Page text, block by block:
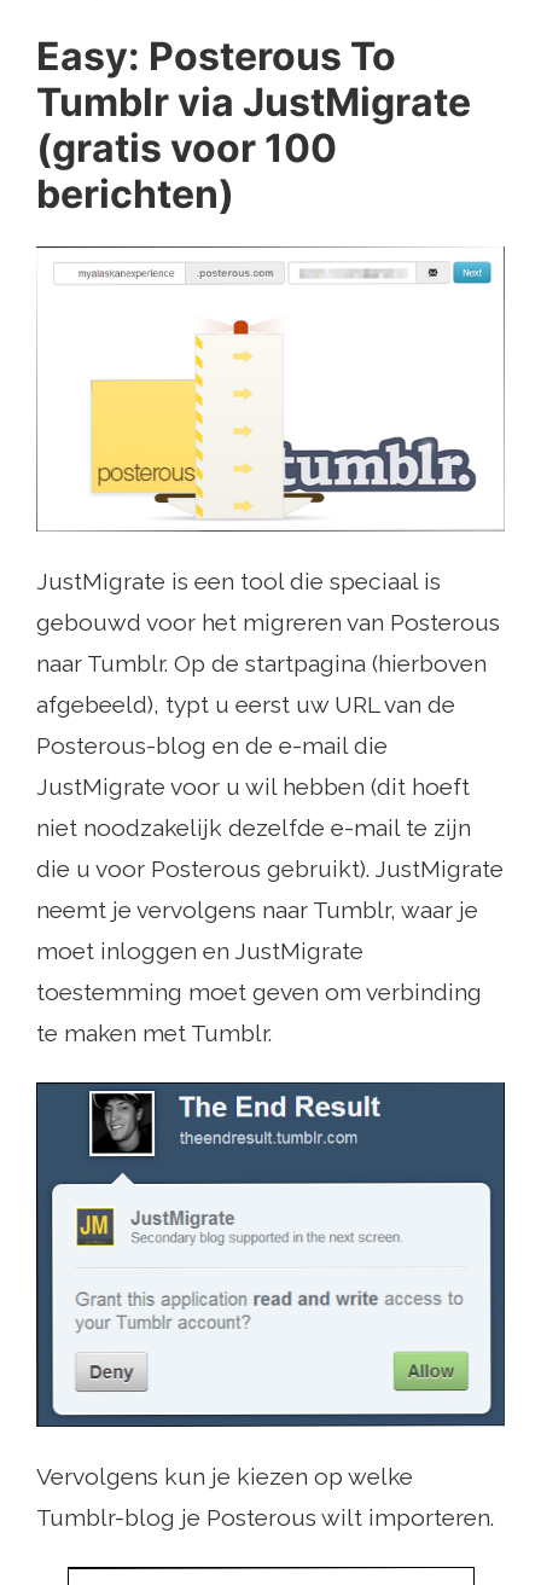
Easy: Posterous To
Tumblr via JustMigrate
(gratis voor 100
berichten)
JustMigrate is een tool die speciaal is
gebouwd voor het migreren van Posterous
naar Tumblr. Op de startpagina (hierboven
afgebeeld), typt u eerst uw URL van de
Posterous-blog en de e-mail die
JustMigrate voor u wil hebben (dit hoeft
niet noodzakelijk dezelfde e-mail te zijn
die u voor Posterous gebruikt). JustMigrate
neemt je vervolgens naar Tumblr, waar je
moet inloggen en JustMigrate
toestemming moet geven om verbinding
te maken met Tumblr.
Vervolgens kun je kiezen op welke
Tumblr-blog je Posterous wilt importeren.